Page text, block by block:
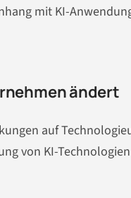
mit KI-
ändert
auf
von KI-